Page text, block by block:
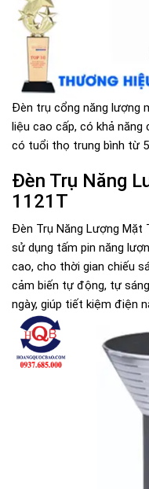
Đèn trụ cổng năng lượng
liệu cao cấp, có khả
có tuổi thọ trung bình từ
Đèn Trụ Năng
1121T
Đèn Trụ Năng Lượng Mặt
sử dụng tấm pin năng
cao, cho thời gian chiếu
cảm biến tự động, tự
ngày, giúp tiết kiệm điện